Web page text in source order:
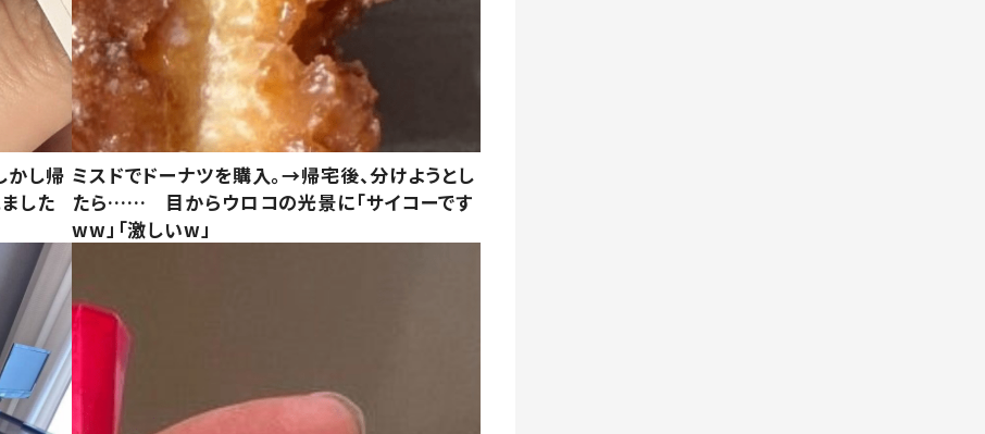
かし帰
した
ミスドでドーナツを購入。→帰宅後、分けようとし
たら…… 目からウロコの光景に「サイコーです
ww」「激しいw」